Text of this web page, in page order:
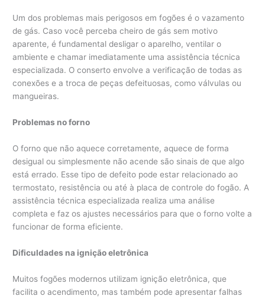
Um dos problemas mais perigosos em fogões é o vazamento
de gás. Caso você perceba cheiro de gás sem motivo
aparente, é fundamental desligar o aparelho, ventilar o
ambiente e chamar imediatamente uma assistência técnica
especializada. O conserto envolve a verificação de todas as
conexões e a troca de peças defeituosas, como válvulas ou
mangueiras.
Problemas no forno
O forno que não aquece corretamente, aquece de forma
desigual ou simplesmente não acende são sinais de que algo
está errado. Esse tipo de defeito pode estar relacionado ao
termostato, resistência ou até à placa de controle do fogão. A
assistência técnica especializada realiza uma análise
completa e faz os ajustes necessários para que o forno volte a
funcionar de forma eficiente.
Dificuldades na ignição eletrônica
Muitos fogões modernos utilizam ignição eletrônica, que
facilita o acendimento, mas também pode apresentar falhas